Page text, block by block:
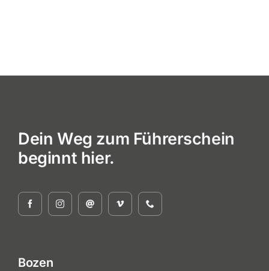
Dein Weg zum Führerschein
beginnt hier.
Bozen